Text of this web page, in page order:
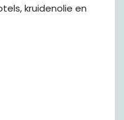
kruidenolie en